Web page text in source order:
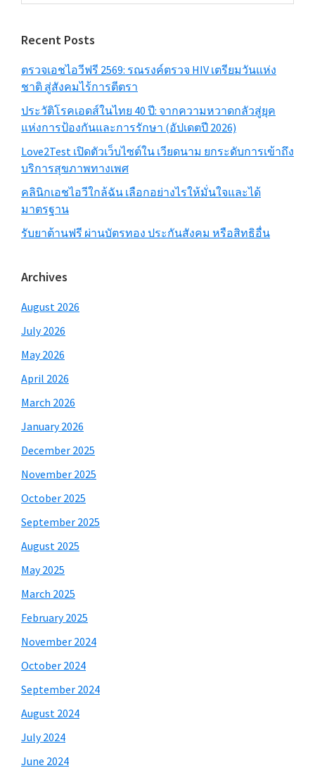
Recent Posts
ตรวจเอชไอวีฟรี 2569: รณรงค์ตรวจ HIV เตรียมวันแห่ง
ชาติ สู่สังคมไร้การตีตรา
ประวัติโรคเอดส์ในไทย 40 ปี: จากความหวาดกลัวสู่ยุค
แห่งการป้องกันและการรักษา (อัปเดตปี 2026)
Love2Test เปิดตัวเว็บไซต์ใน เวียดนาม ยกระดับการเข้าถึง
บริการสุขภาพทางเพศ
คลินิกเอชไอวีใกล้ฉัน เลือกอย่างไรให้มั่นใจและได้
มาตรฐาน
รับยาต้านฟรี ผ่านบัตรทอง ประกันสังคม หรือสิทธิอื่น
Archives
August 2026
July 2026
May 2026
April 2026
March 2026
January 2026
December 2025
November 2025
October 2025
September 2025
August 2025
May 2025
March 2025
February 2025
November 2024
October 2024
September 2024
August 2024
July 2024
June 2024